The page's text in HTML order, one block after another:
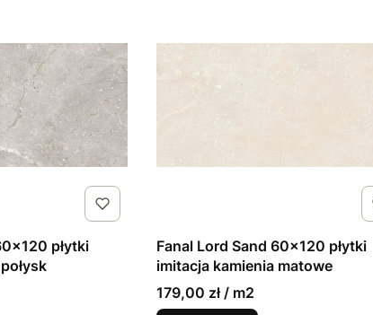
płytki
Fanal Lord Sand 60x120 płytki
imitacja kamienia matowe
179,00 zł / m2